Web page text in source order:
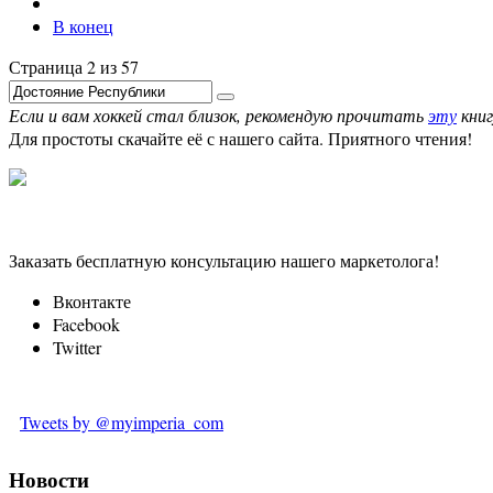
В конец
Страница 2 из 57
Если и вам хоккей стал близок, рекомендую прочитатьэту
Для простоты скачайте её с нашего сайта. Приятного чтения!
Заказать бесплатную консультацию нашего маркетолога!
Вконтакте
Facebook
Twitter
Tweets by @myimperia_com
Новости